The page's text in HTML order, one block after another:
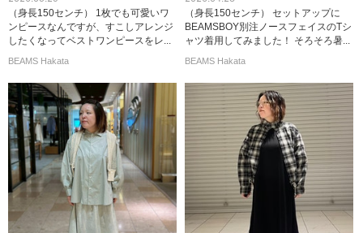
（身長150センチ） 1枚でも可愛いワ
ンピースなんですが、すこしアレンジ
したくなってベストワンピースをレ...
BEAMS Hakata
（身長150センチ） セットアップに
BEAMSBOY別注ノースフェイスのTシ
ャツ着用してみました！ そろそろ暑...
BEAMS Hakata